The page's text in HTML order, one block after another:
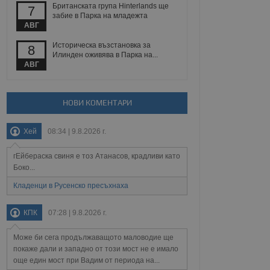
7
АВГ
Британската група Hinterlands ще
забие в Парка на младежта
8
АВГ
Историческа възстановка за
Илинден оживява в Парка на...
НОВИ КОМЕНТАРИ
Хей 08:34 | 9.8.2026 г.
гЕйбераска свиня е тоз Атанасов, крадливи като
Боко...
Кладенци в Русенско пресъхнаха
КПК 07:28 | 9.8.2026 г.
Може би сега продължаващото маловодие ще
покаже дали и западно от този мост не е имало
още един мост при Вадим от периода на...
поведение и
на
взаимодействия
и потребителския
събиране на данни
за
се
на тестване.
данни,
на посещенията,
били заредени.
опит.
за потребителското
за да се
тя може
новата или
в целия
Описание